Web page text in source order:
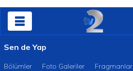
Sen de Yap
Bölümler Foto Galeriler Fragmanlar